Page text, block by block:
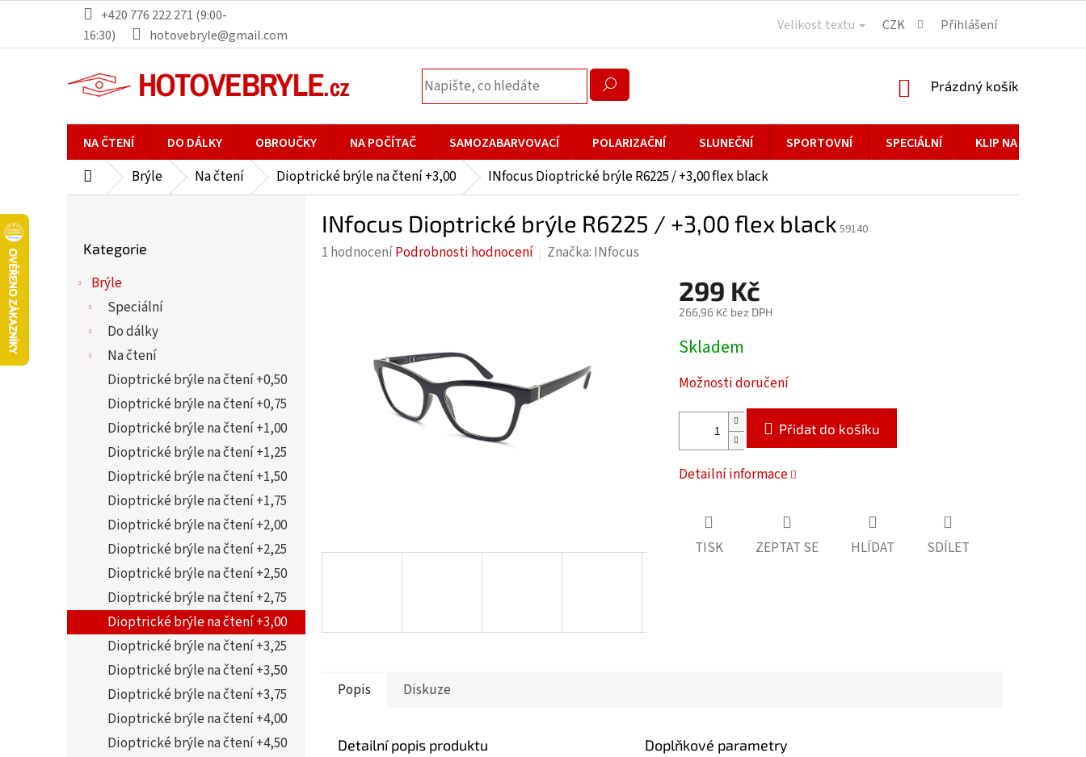
obsah
+420 776 222 271 (9:00-
16:30)
hotovebryle@gmail.com
Velikost textu CZK Přihlášení
NÁKUPNÍ
Prázdný košík
NA ČTENÍ DO DÁLKY OBROUČKY NA POČÍTAČ SAMOZABARVOVACÍ POLARIZAČNÍ SLUNEČNÍ SPORTOVNÍ SPECIÁLNÍ KLIP NA BRÝLE
DomůBrýle Na čtení Dioptrické brýle na čtení +3,00 INfocus Dioptrické brýle R6225 / +3,00 flex black
kategorie
Kategorie
Brýle
Speciální
Do dálky
Na čtení
Dioptrické brýle na čtení +0,50
Dioptrické brýle na čtení +0,75
Dioptrické brýle na čtení +1,00
Dioptrické brýle na čtení +1,25
Dioptrické brýle na čtení +1,50
Dioptrické brýle na čtení +1,75
Dioptrické brýle na čtení +2,00
Dioptrické brýle na čtení +2,25
Dioptrické brýle na čtení +2,50
Dioptrické brýle na čtení +2,75
Dioptrické brýle na čtení +3,00
Dioptrické brýle na čtení +3,25
Dioptrické brýle na čtení +3,50
Dioptrické brýle na čtení +3,75
Dioptrické brýle na čtení +4,00
Dioptrické brýle na čtení +4,50
INfocus Dioptrické brýle R6225 / +3,00 flex black 59140
Průměrné
hvězdiček.
1 hodnoceníPodrobnosti hodnocení Značka: INfocus
299 Kč
266,96 Kč bez DPH
Měrná
cena:
Skladem
Možnosti doručení
Přidat do košíku
Detailní informace
TISK ZEPTAT SE HLÍDAT SDÍLET
Popis Diskuze
Detailní popis produktu Doplňkové parametry